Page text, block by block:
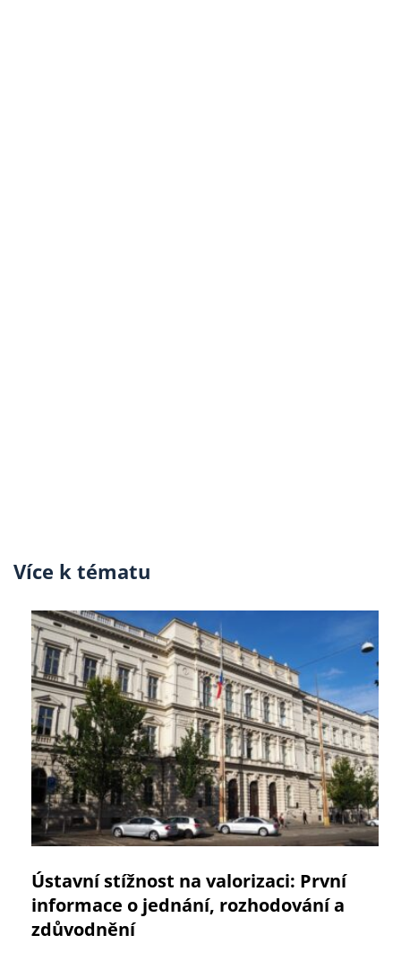
Více k tématu
Ústavní stížnost na valorizaci: První
informace o jednání, rozhodování a
zdůvodnění